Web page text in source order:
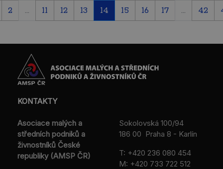
2 ... 11 12 13 14 15 16 17 ... 42
KONTAKTY
Asociace malých a
středních podniků a
živnostníků České
republiky (AMSP ČR)
Sokolovská 100/94
186 00 Praha 8 - Karlín
T: +420 236 080 454
M: +420 733 722 512